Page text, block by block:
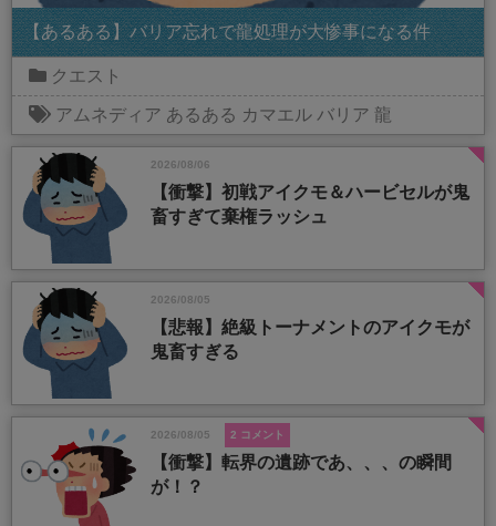
【あるある】バリア忘れで龍処理が大惨事になる件
クエスト
アムネディア あるある カマエル バリア 龍
2026/08/06
【衝撃】初戦アイクモ＆ハービセルが鬼
畜すぎて棄権ラッシュ
2026/08/05
【悲報】絶級トーナメントのアイクモが
鬼畜すぎる
2026/08/05 2 コメント
【衝撃】転界の遺跡であ、、、の瞬間
が！？